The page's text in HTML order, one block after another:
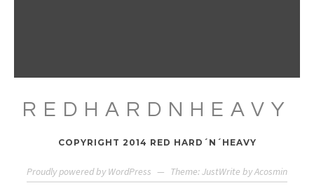
REDHARDNHEAVY
COPYRIGHT 2014 RED HARD´N´HEAVY
Proudly powered by WordPress — Theme: JustWrite byAcosmin